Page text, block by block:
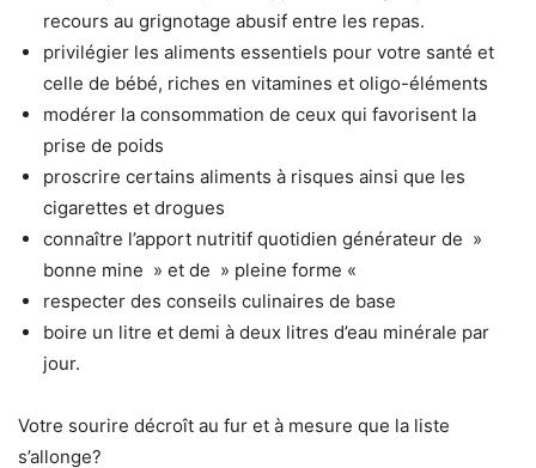
recours au grignotage abusif entre les repas.
privilégier les aliments essentiels pour votre santé et
celle de bébé, riches en vitamines et oligo-éléments
modérer la consommation de ceux qui favorisent la
prise de poids
proscrire certains aliments à risques ainsi que les
cigarettes et drogues
connaître l’apport nutritif quotidien générateur de »
bonne mine » et de » pleine forme «
respecter des conseils culinaires de base
boire un litre et demi à deux litres d’eau minérale par
jour.
Votre sourire décroît au fur et à mesure que la liste
s’allonge?